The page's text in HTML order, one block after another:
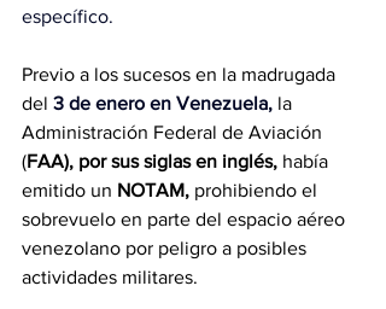
específico.
Previo a los sucesos en la madrugada
del 3 de enero en Venezuela, la
Administración Federal de Aviación
(FAA), por sus siglas en inglés, había
emitido un NOTAM, prohibiendo el
sobrevuelo en parte del espacio aéreo
venezolano por peligro a posibles
actividades militares.